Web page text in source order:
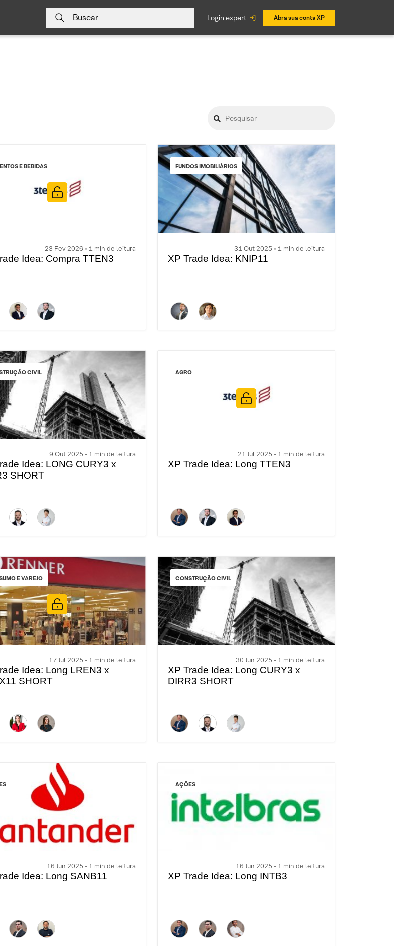
Buscar login expert Abra sua conta XP
E BEBIDAS
23 Fev 2026 • 1 min de leitura
Idea: Compra TTEN3
FUNDOS IMOBILIÁRIOS
31 Out 2025 • 1 min de leitura
XP Trade Idea: KNIP11
CIVIL
9 Out 2025 • 1 min de leitura
Idea: LONG CURY3 x
SHORT
AGRO
21 Jul 2025 • 1 min de leitura
XP Trade Idea: Long TTEN3
E VAREJO
17 Jul 2025 • 1 min de leitura
Idea: Long LREN3 x
SHORT
CONSTRUÇÃO CIVIL
30 Jun 2025 • 1 min de leitura
XP Trade Idea: Long CURY3 x
DIRR3 SHORT
16 Jun 2025 • 1 min de leitura
Idea: Long SANB11
AÇÕES
16 Jun 2025 • 1 min de leitura
XP Trade Idea: Long INTB3